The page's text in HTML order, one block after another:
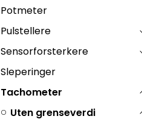
Potmeter
Pulstellere
Sensorforsterkere
Sleperinger
Tachometer
Uten grenseverdi